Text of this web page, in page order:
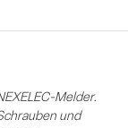
Melder.
und